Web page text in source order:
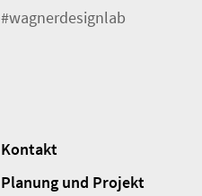
#wagnerdesignlab
Kontakt
Planung und Projekt